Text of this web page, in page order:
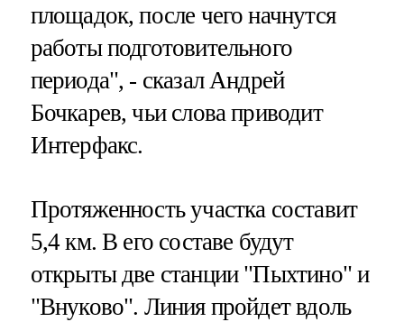
площадок, после чего начнутся
работы подготовительного
периода", - сказал Андрей
Бочкарев, чьи слова приводит
Интерфакс.
Протяженность участка составит
5,4 км. В его составе будут
открыты две станции "Пыхтино" и
"Внуково". Линия пройдет вдоль